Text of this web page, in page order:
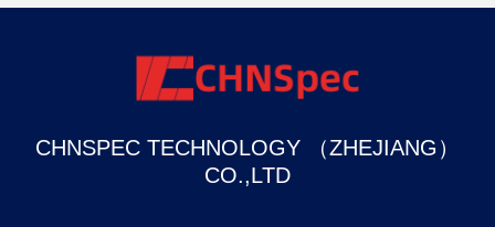
CHNSPEC TECHNOLOGY （ZHEJIANG）
CO.,LTD